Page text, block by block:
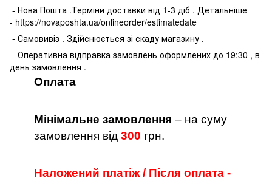
- Нова Пошта .Терміни доставки від 1-3 діб . Детальніше
- https://novaposhta.ua/onlineorder/estimatedate
- Самовивіз . Здійснюється зі скаду магазину .
- Оперативна відправка замовлень оформлених до 19:30 , в
день замовлення .
Оплата
Мінімальне замовлення – на суму
замовлення від 300 грн.
Наложений платіж / Після оплата -